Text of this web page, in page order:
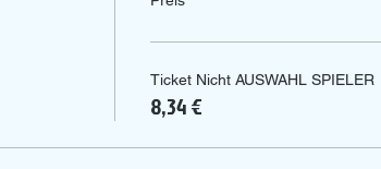
Ticket Nicht AUSWAHL SPIELER
8,34 €